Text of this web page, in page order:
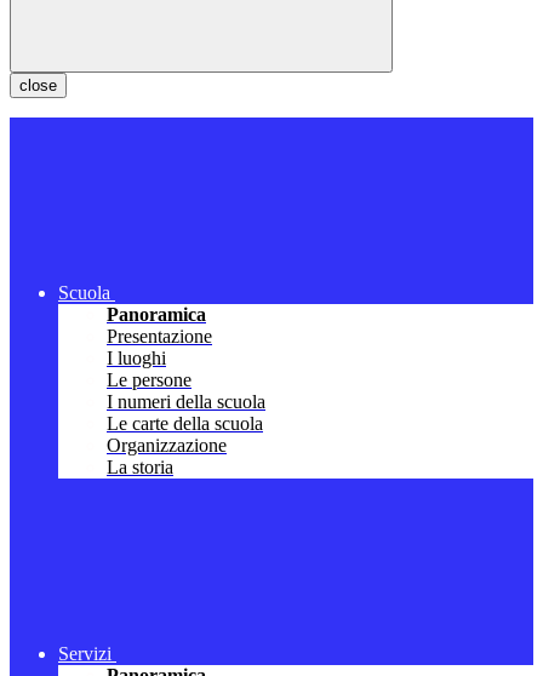
close
Scuola
Panoramica
Presentazione
I luoghi
Le persone
I numeri della scuola
Le carte della scuola
Organizzazione
La storia
Servizi